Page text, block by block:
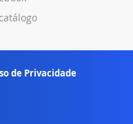
catálogo
de Privacidade